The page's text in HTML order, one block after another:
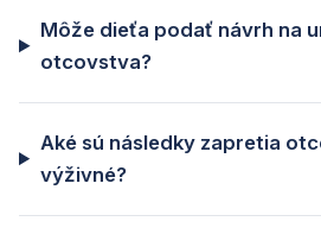
Môže dieťa podať návrh na
otcovstva?
Aké sú následky zapretia
výživné?